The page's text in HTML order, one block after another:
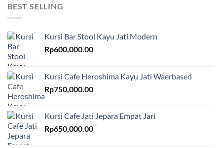
BEST SELLING
Kursi Bar Stool Kayu Jati Modern
Rp600,000.00
Kursi Cafe Heroshima Kayu Jati Waerbased
Rp750,000.00
Kursi Cafe Jati Jepara Empat Jari
Rp650,000.00